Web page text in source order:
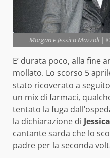
Morgan e Jessica Mazzoli |
E’ durata poco, alla fine
mollato. Lo scorso 5
stato ricoverato a
un mix di farmaci,
tentato la fuga
la dichiarazione di
cantante sarda che lo
padre per la seconda